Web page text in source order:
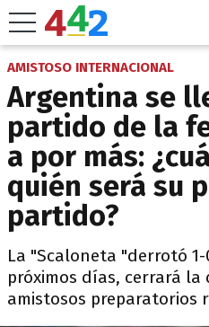
AMISTOSO INTERNACIONAL
Argentina se
partido de la
a por más:
quién será su
partido?
La "Scaloneta "derrotó
próximos días, cerrará la
amistosos preparatorios